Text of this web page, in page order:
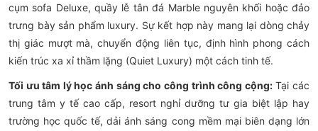
cụm sofa Deluxe, quầy lễ tân đá Marble nguyên khối hoặc đảo
trưng bày sản phẩm luxury. Sự kết hợp này mang lại dòng chảy
thị giác mượt mà, chuyển động liên tục, định hình phong cách
kiến trúc xa xỉ thầm lặng (Quiet Luxury) một cách tinh tế.
Tối ưu tâm lý học ánh sáng cho công trình công cộng:Tại các
trung tâm y tế cao cấp, resort nghỉ dưỡng tư gia biệt lập hay
trường học quốc tế, dải ánh sáng cong mềm mại biên dạng lớn